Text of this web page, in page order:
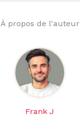
À propos de l'auteur
Frank J